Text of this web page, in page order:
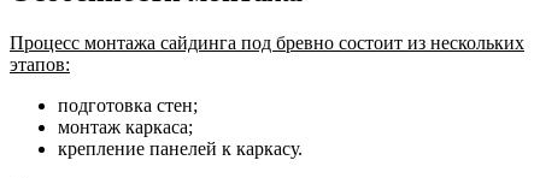
Процесс монтажа сайдинга под бревно состоит из нескольких
этапов:
подготовка стен;
монтаж каркаса;
крепление панелей к каркасу.